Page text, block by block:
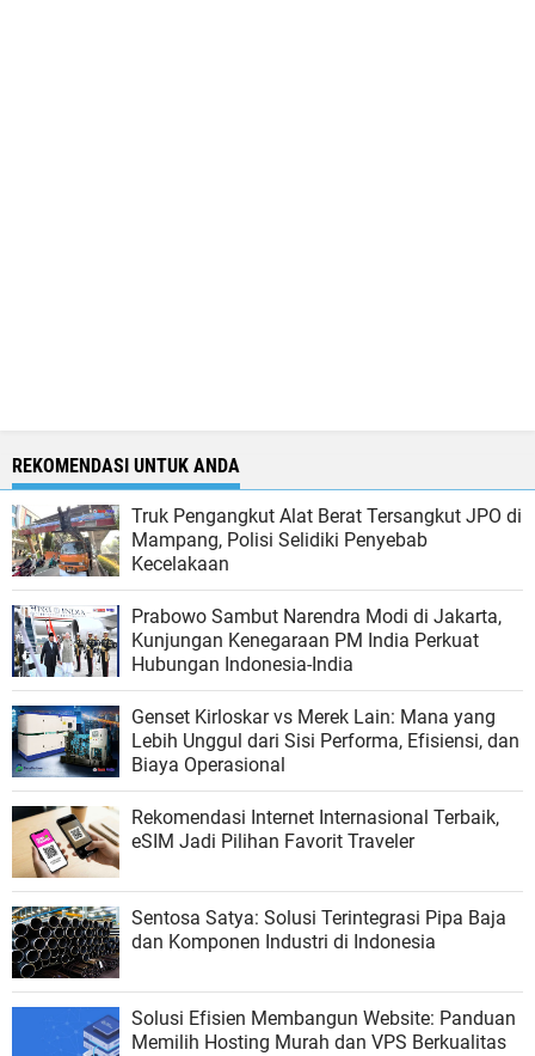
REKOMENDASI UNTUK ANDA
Truk Pengangkut Alat Berat Tersangkut JPO di
Mampang, Polisi Selidiki Penyebab
Kecelakaan
Prabowo Sambut Narendra Modi di Jakarta,
Kunjungan Kenegaraan PM India Perkuat
Hubungan Indonesia-India
Genset Kirloskar vs Merek Lain: Mana yang
Lebih Unggul dari Sisi Performa, Efisiensi, dan
Biaya Operasional
Rekomendasi Internet Internasional Terbaik,
eSIM Jadi Pilihan Favorit Traveler
Sentosa Satya: Solusi Terintegrasi Pipa Baja
dan Komponen Industri di Indonesia
Solusi Efisien Membangun Website: Panduan
Memilih Hosting Murah dan VPS Berkualitas